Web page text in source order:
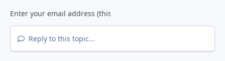
Reply to this topic...